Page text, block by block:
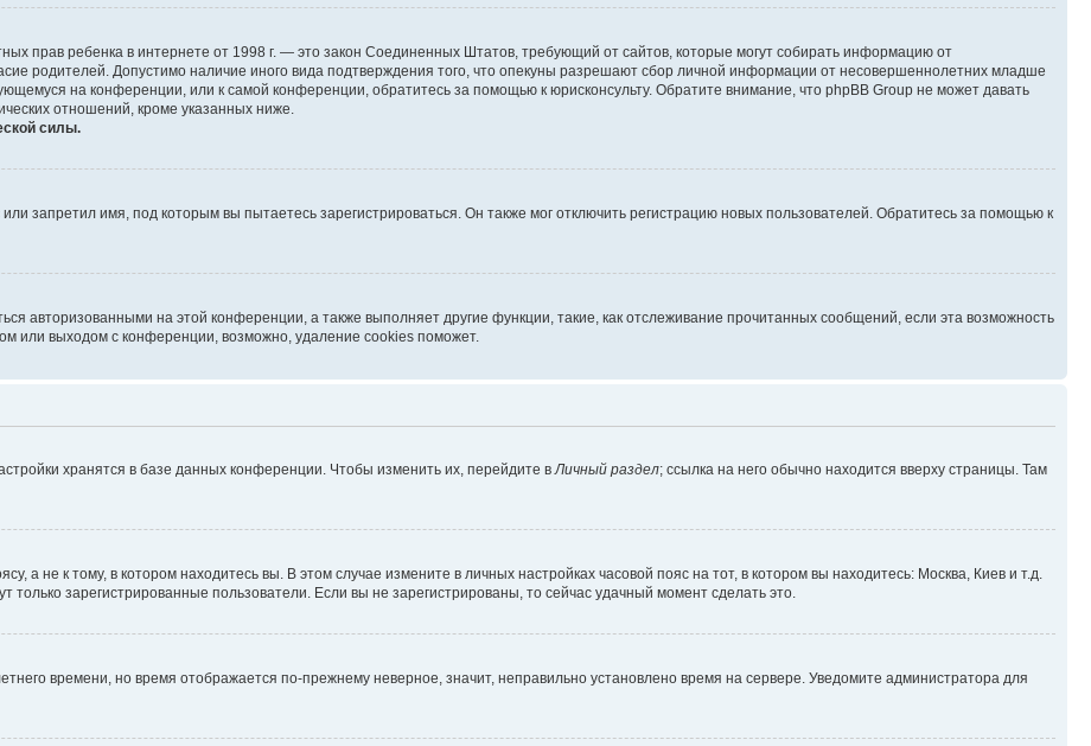
прав ребенка в интернете от 1998 г. — это закон Соединенных Штатов, требующий от сайтов, которые могут собирать информацию от
родителей. Допустимо наличие иного вида подтверждения того, что опекуны разрешают сбор личной информации от несовершеннолетних младше
на конференции, или к самой конференции, обратитесь за помощью к юрисконсульту. Обратите внимание, что phpBB Group не может давать
отношений, кроме указанных ниже.
силы.
запретил имя, под которым вы пытаетесь зарегистрироваться. Он также мог отключить регистрацию новых пользователей. Обратитесь за помощью к
авторизованными на этой конференции, а также выполняет другие функции, такие, как отслеживание прочитанных сообщений, если эта возможность
или выходом с конференции, возможно, удаление cookies поможет.
хранятся в базе данных конференции. Чтобы изменить их, перейдите в Личный раздел; ссылка на него обычно находится вверху страницы. Там
а не к тому, в котором находитесь вы. В этом случае измените в личных настройках часовой пояс на тот, в котором вы находитесь: Москва, Киев и т.д.
только зарегистрированные пользователи. Если вы не зарегистрированы, то сейчас удачный момент сделать это.
времени, но время отображается по-прежнему неверное, значит, неправильно установлено время на сервере. Уведомите администратора для